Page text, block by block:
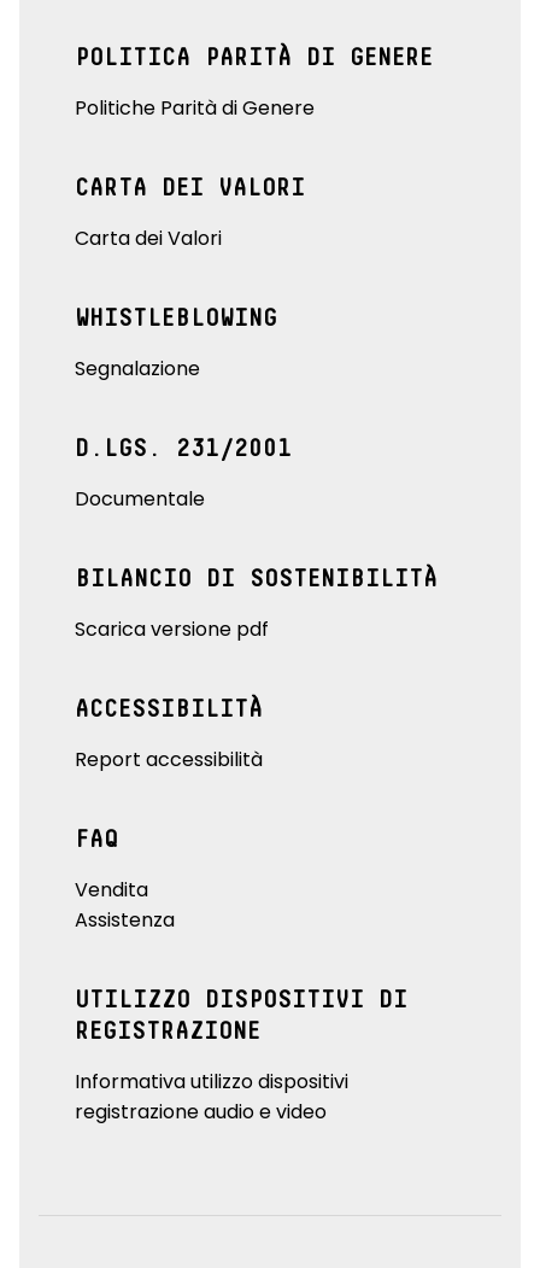
POLITICA PARITÀ DI GENERE
Politiche Parità di Genere
CARTA DEI VALORI
Carta dei Valori
WHISTLEBLOWING
Segnalazione
D.LGS. 231/2001
Documentale
BILANCIO DI SOSTENIBILITÀ
Scarica versione pdf
ACCESSIBILITÀ
Report accessibilità
FAQ
Vendita
Assistenza
UTILIZZO DISPOSITIVI DI
REGISTRAZIONE
Informativa utilizzo dispositivi
registrazione audio e video